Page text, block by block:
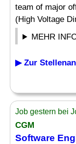
team of major
(High Voltage
MEHR
▶ Zur
Job gestern bei
CGM
Software